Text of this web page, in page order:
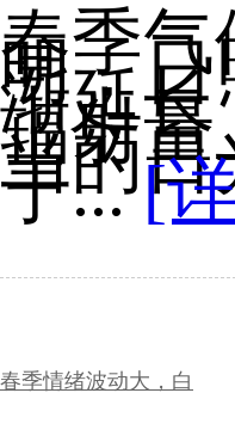
春季气
明，日
渐延长
辐射量
当的日
于...[
春季情绪波动大，白